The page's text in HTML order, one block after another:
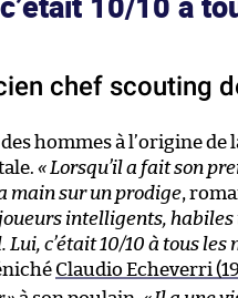
chef scouting
hommes à l’origine
« Lorsqu’il a fait son
main sur un prodige,
intelligents,
c’était 10/10 à tous les
Claudio Echeverri